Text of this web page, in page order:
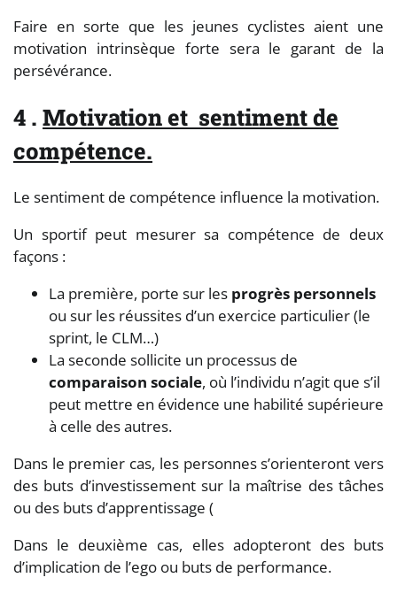
Faire en sorte que les jeunes cyclistes aient une
motivation intrinsèque forte sera le garant de la
persévérance.
4 . Motivation et sentiment de
compétence.
Le sentiment de compétence influence la motivation.
Un sportif peut mesurer sa compétence de deux
façons :
La première, porte sur les progrès personnels
ou sur les réussites d’un exercice particulier (le
sprint, le CLM…)
La seconde sollicite un processus de
comparaison sociale, où l’individu n’agit que s’il
peut mettre en évidence une habilité supérieure
à celle des autres.
Dans le premier cas, les personnes s’orienteront vers
des buts d’investissement sur la maîtrise des tâches
ou des buts d’apprentissage (
Dans le deuxième cas, elles adopteront des buts
d’implication de l’ego ou buts de performance.